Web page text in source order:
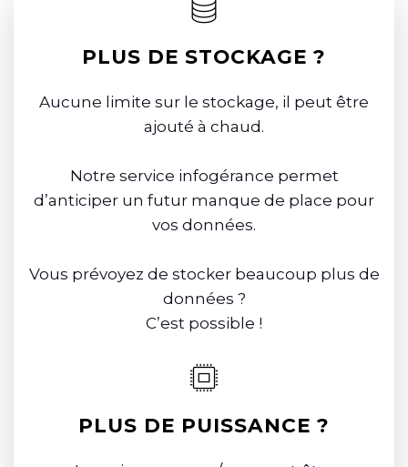
PLUS DE STOCKAGE ?
Aucune limite sur le stockage, il peut être
ajouté à chaud.
Notre service infogérance permet
d’anticiper un futur manque de place pour
vos données.
Vous prévoyez de stocker beaucoup plus de
données ?
C’est possible !
PLUS DE PUISSANCE ?